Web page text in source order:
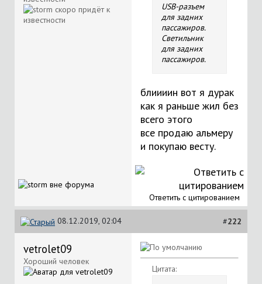
USB-разъем
для задних
пассажиров.
Светильник
для задних
пассажиров.
блиииин вот я дурак
как я раньше жил без
всего этого
все продаю альмеру
и покупаю весту.
Ответить с цитированием
08.12.2019, 02:04 #222
vetrolet09
Хороший человек
Цитата: